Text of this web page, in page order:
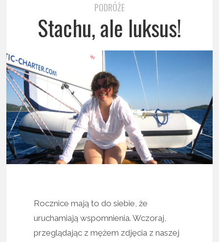
PODRÓŻE
Stachu, ale luksus!
Rocznice mają to do siebie, że
uruchamiają wspomnienia. Wczoraj,
przeglądając z mężem zdjęcia z naszej